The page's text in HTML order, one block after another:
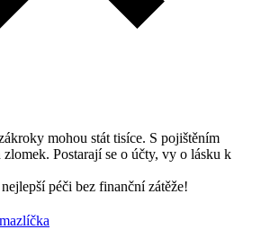
mohou stát tisíce. S pojištěním
Postarají se o účty, vy o lásku k
péči bez finanční zátěže!